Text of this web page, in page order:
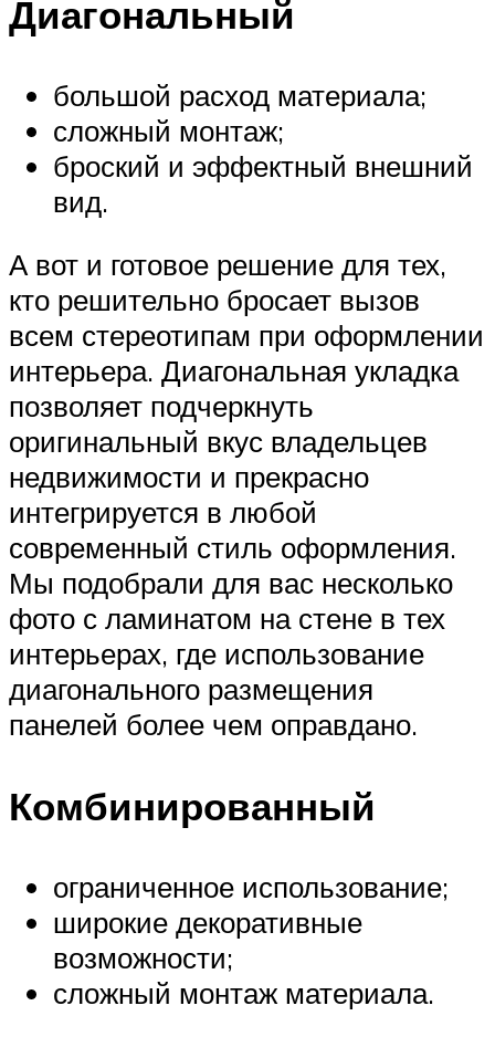
Диагональный
большой расход материала;
сложный монтаж;
броский и эффектный внешний
вид.
А вот и готовое решение для тех,
кто решительно бросает вызов
всем стереотипам при оформлении
интерьера. Диагональная укладка
позволяет подчеркнуть
оригинальный вкус владельцев
недвижимости и прекрасно
интегрируется в любой
современный стиль оформления.
Мы подобрали для вас несколько
фото с ламинатом на стене в тех
интерьерах, где использование
диагонального размещения
панелей более чем оправдано.
Комбинированный
ограниченное использование;
широкие декоративные
возможности;
сложный монтаж материала.